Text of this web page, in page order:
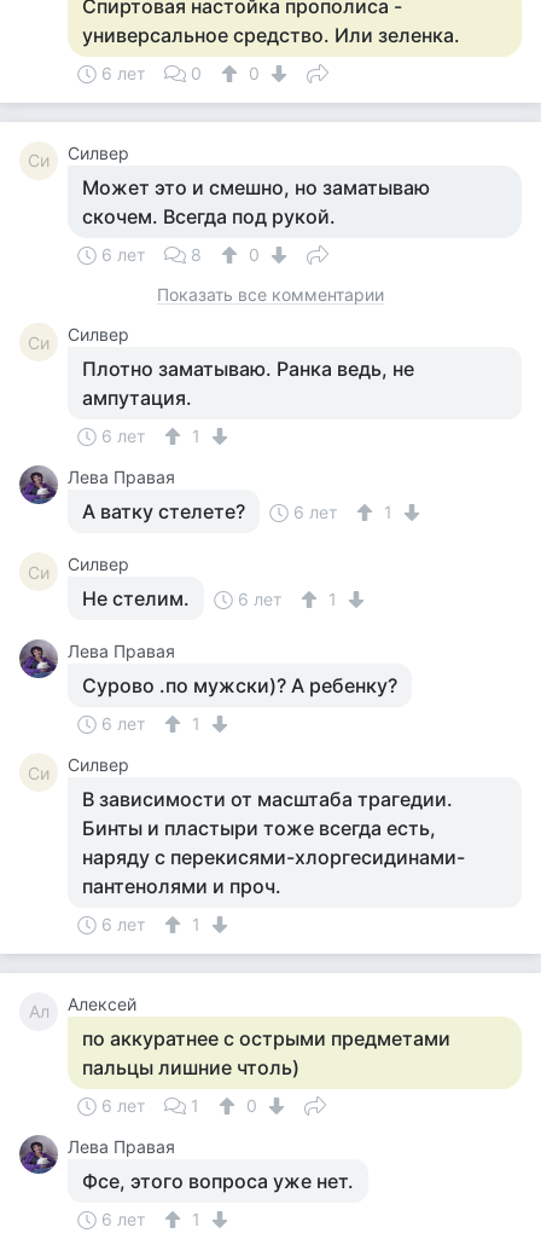
Спиртовая настойка прополиса -
универсальное средство. Или зеленка.
6 лет 0 0
Си Силвер
Может это и смешно, но заматываю
скочем. Всегда под рукой.
6 лет 8
0
Показать все комментарии
Си Силвер
Плотно заматываю. Ранка ведь, не
ампутация.
6 лет
1
Лева Правая
А ватку стелете? 6 лет 1
Си Силвер
Не стелим. 6 лет 1
Лева Правая
Сурово .по мужски)? А ребенку?
6 лет 1
Си Силвер
В зависимости от масштаба трагедии.
Бинты и пластыри тоже всегда есть,
наряду с перекисями-хлоргесидинами-
пантенолями и проч.
6 лет 1
Ал Алексей
по аккуратнее с острыми предметами
пальцы лишние чтоль)
6 лет 1
0
Лева Правая
Фсе, этого вопроса уже нет.
6 лет 1